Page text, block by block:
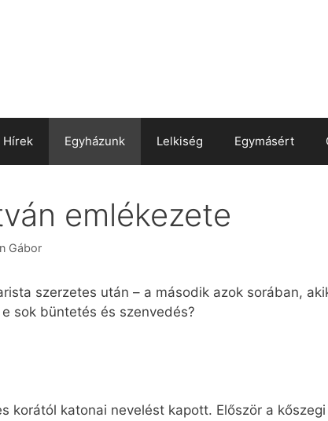
Hírek Egyházunk Lelkiség Egymásért
emlékezete
Gábor
szerzetes után – a második azok sorában,
sok büntetés és szenvedés?
korától katonai nevelést kapott. Először a